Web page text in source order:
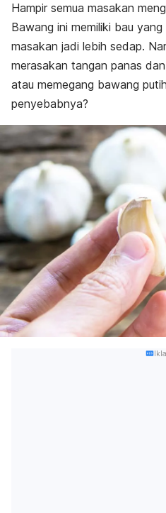
Hampir semua masakan
Bawang ini memiliki bau
masakan jadi lebih sedap.
merasakan tangan panas
atau memegang bawang
penyebabnya?